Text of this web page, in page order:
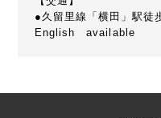
●久留里線「横田」駅徒
English available